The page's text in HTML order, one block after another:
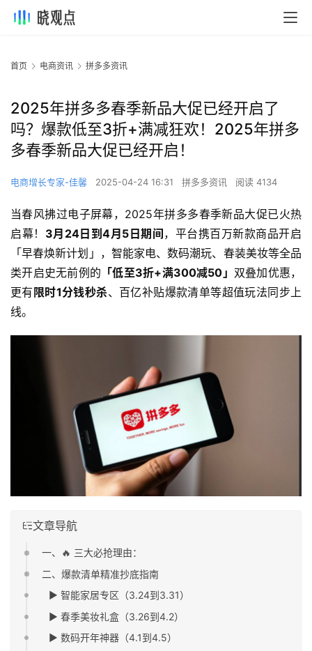
首页 电商资讯 拼多多资讯
2025年拼多多春季新品大促已经开启了
吗？爆款低至3折+满减狂欢！2025年拼多
多春季新品大促已经开启！
电商增长专家-佳馨 2025-04-24 16:31 拼多多资讯 阅读 4134
当春风拂过电子屏幕，2025年拼多多春季新品大促已火热
启幕！ 3月24日到4月5日期间 ，平台携百万新款商品开启
「早春焕新计划」，智能家电、数码潮玩、春装美妆等全品
类开启史无前例的 「低至3折+满300减50」 双叠加优惠，
更有 限时1分钱秒杀、百亿补贴爆款清单等超值玩法同步上
线。
文章导航
一、🔥 三大必抢理由：
二、爆款清单精准抄底指南
▶ 智能家居专区（3.24到3.31）
▶ 春季美妆礼盒（3.26到4.2）
▶ 数码开年神器（4.1到4.5）